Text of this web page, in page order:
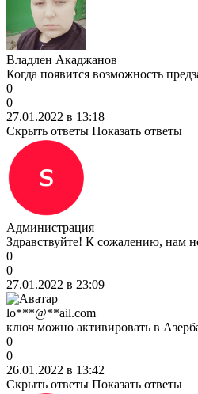
Владлен Акаджанов
Когда появится возможность
0
0
27.01.2022 в 13:18
Скрыть ответы Показать ответы
Администрация
Здравствуйте! К сожалению, нам
0
0
27.01.2022 в 23:09
lo***@**ail.com
ключ можно активировать в
0
0
26.01.2022 в 13:42
Скрыть ответы Показать ответы